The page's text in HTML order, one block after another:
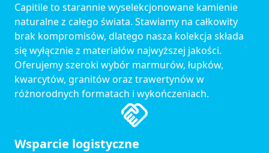
Capitile to starannie wyselekcjonowane kamienie
naturalne z całego świata. Stawiamy na całkowity
brak kompromisów, dlatego nasza kolekcja składa
się wyłącznie z materiałów najwyższej jakości.
Oferujemy szeroki wybór marmurów, łupków,
kwarcytów, granitów oraz trawertynów w
różnorodnych formatach i wykończeniach.
Wsparcie logistyczne